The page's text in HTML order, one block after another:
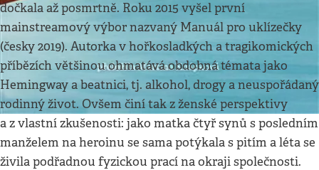
dočkala až posmrtně. Roku 2015 vyšel první
mainstreamový výbor nazvaný Manuál pro uklízečky
(česky 2019). Autorka v hořkosladkých a tragikomických
příbězích většinou ohmatává obdobná témata jako
Hemingway a beatnici, tj. alkohol, drogy a neuspořádaný
rodinný život. Ovšem činí tak z ženské perspektivy
a z vlastní zkušenosti: jako matka čtyř synů s posledním
manželem na heroinu se sama potýkala s pitím a léta se
živila podřadnou fyzickou prací na okraji společnosti.